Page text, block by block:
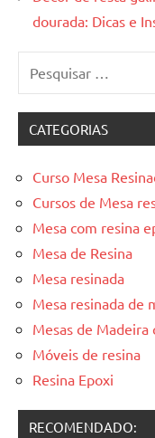
dourada: Dicas e
CATEGORIAS
Curso Mesa
Cursos de Mesa
Mesa com resina
Mesa de Resina
Mesa resinada
Mesa resinada de
Mesas de Madeira
Móveis de resina
Resina Epoxi
RECOMENDADO: